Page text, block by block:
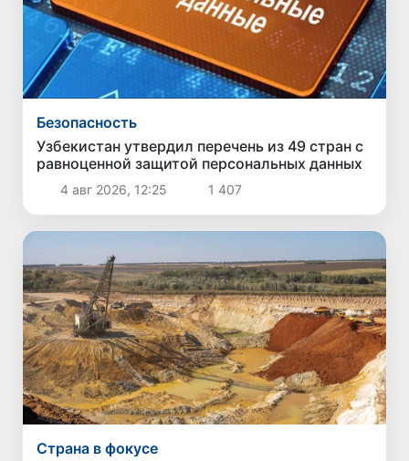
Безопасность
Узбекистан утвердил перечень из 49 стран с
равноценной защитой персональных данных
4 авг 2026, 12:25 1 407
Страна в фокусе